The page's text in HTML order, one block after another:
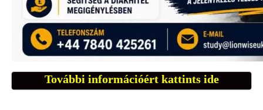
További információért kattints ide